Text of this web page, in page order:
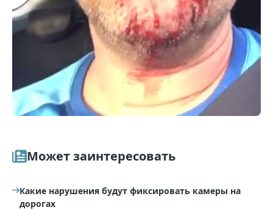
Может заинтересовать
Какие нарушения будут фиксировать камеры на
дорогах